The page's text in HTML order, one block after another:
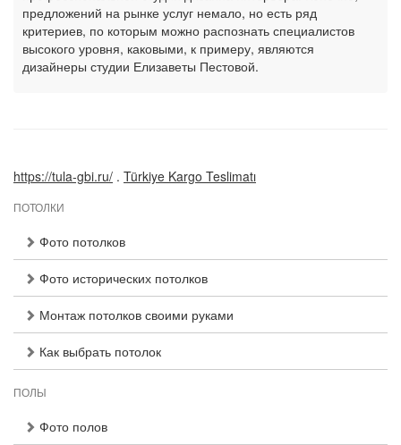
предложений на рынке услуг немало, но есть ряд
критериев, по которым можно распознать специалистов
высокого уровня, каковыми, к примеру, являются
дизайнеры студии Елизаветы Пестовой.
https://tula-gbi.ru/ . Türkiye Kargo Teslimatı
ПОТОЛКИ
Фото потолков
Фото исторических потолков
Монтаж потолков своими руками
Как выбрать потолок
ПОЛЫ
Фото полов